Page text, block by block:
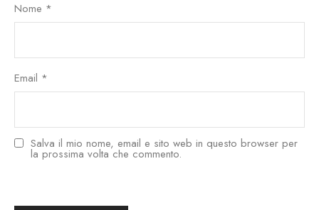
Nome *
Email *
Salva il mio nome, email e sito web in questo browser per
la prossima volta che commento.